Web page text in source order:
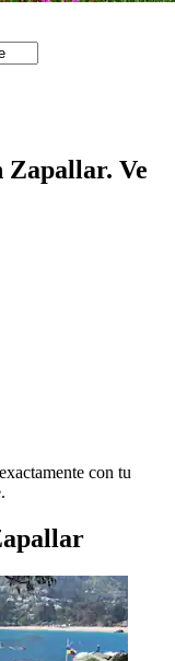
Zapallar. Ve
con tu